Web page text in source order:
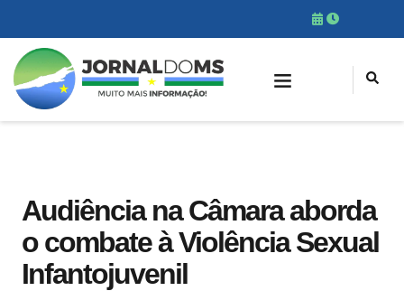
Audiência na Câmara aborda
o combate à Violência Sexual
Infantojuvenil